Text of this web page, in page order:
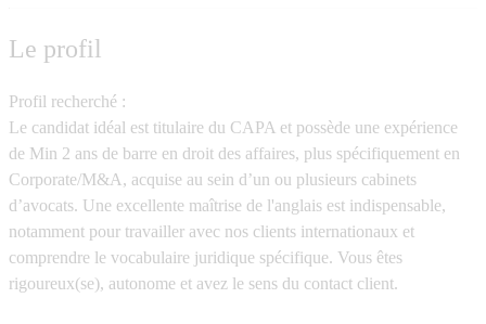
Le profil
Profil recherché :
Le candidat idéal est titulaire du CAPA et possède une expérience
de Min 2 ans de barre en droit des affaires, plus spécifiquement en
Corporate/M&A, acquise au sein d’un ou plusieurs cabinets
d’avocats. Une excellente maîtrise de l'anglais est indispensable,
notamment pour travailler avec nos clients internationaux et
comprendre le vocabulaire juridique spécifique. Vous êtes
rigoureux(se), autonome et avez le sens du contact client.